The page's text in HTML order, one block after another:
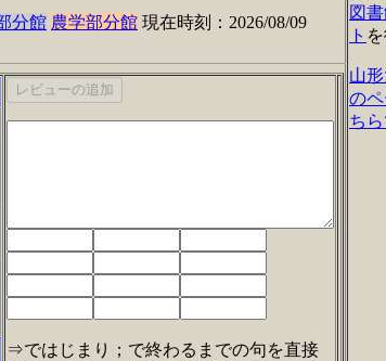
分館 農学部分館 現在時刻：2026/08/09
⇒ではじまり；で終わるまでの句を直接
図
ト を
山
の
ちら